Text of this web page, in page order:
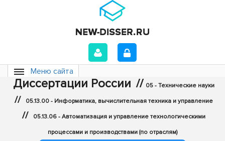
Меню сайта
Диссертации России // 05 - Технические науки
// 05.13.00 - Информатика, вычислительная техника и управление
// 05.13.06 - Автоматизация и управление технологическими
процессами и производствами (по отраслям)